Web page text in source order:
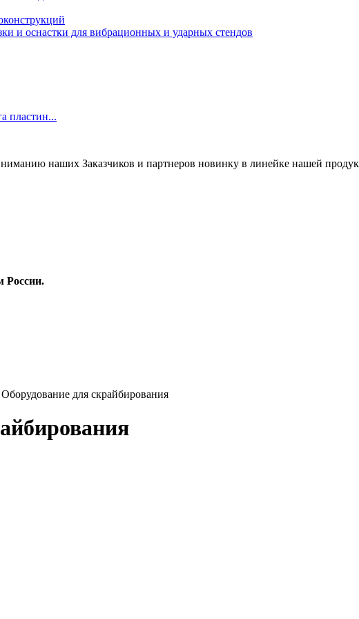
и оснастки для вибрационных и ударных стендов
пластин...
наших Заказчиков и партнеров новинку в линейке нашей
России.
Оборудование для скрайбирования